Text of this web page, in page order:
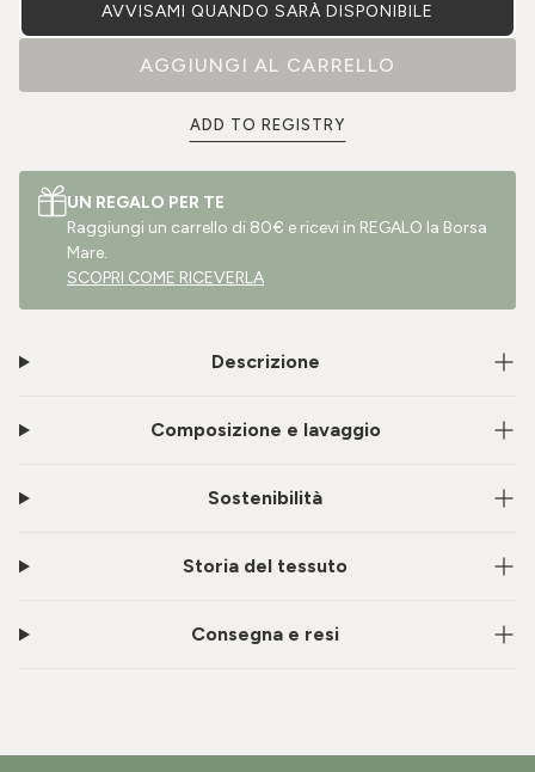
AVVISAMI QUANDO SARÀ DISPONIBILE
AGGIUNGI AL CARRELLO
ADD TO REGISTRY
UN REGALO PER TE
Raggiungi un carrello di 80€ e ricevi in REGALO la Borsa
Mare.
SCOPRI COME RICEVERLA
Descrizione
Composizione e lavaggio
Sostenibilità
Storia del tessuto
Consegna e resi